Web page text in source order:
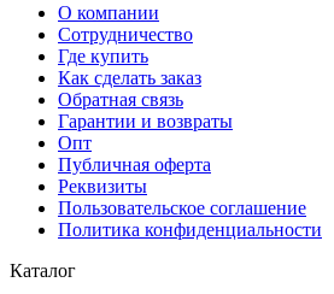
О компании
Сотрудничество
Где купить
Как сделать заказ
Обратная связь
Гарантии и возвраты
Опт
Публичная оферта
Реквизиты
Пользовательское соглашение
Политика конфиденциальности
Каталог